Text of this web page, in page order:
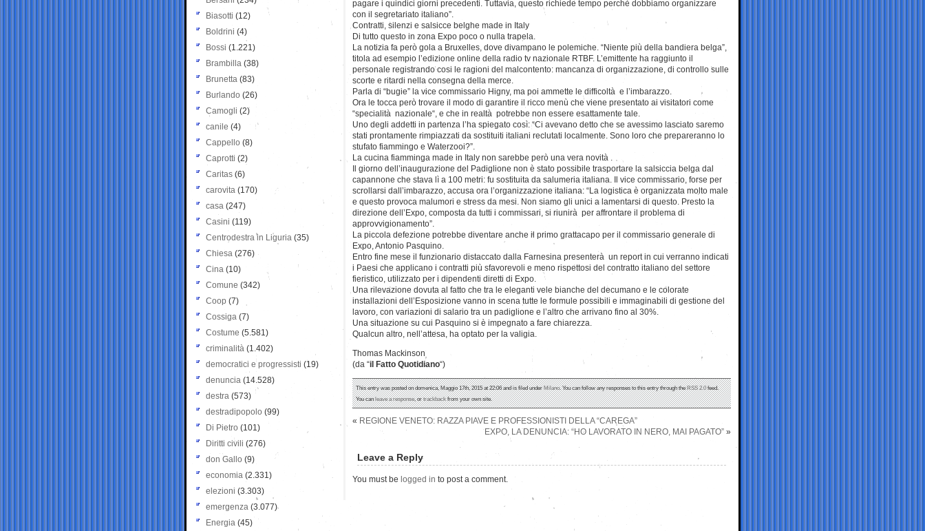
pagare i quindici giorni precedenti. Tuttavia, questo richiede tempo perchè dobbiamo organizzare
con il segretariato italiano”.
Contratti, silenzi e salsicce belghe made in Italy
Di tutto questo in zona Expo poco o nulla trapela.
La notizia fa però gola a Bruxelles, dove divampano le polemiche. “Niente più della bandiera belga”,
titola ad esempio l’edizione online della radio tv nazionale RTBF. L’emittente ha raggiunto il
personale registrando cosi le ragioni del malcontento: mancanza di organizzazione, di controllo sulle
scorte e ritardi nella consegna della merce.
Parla di “bugie” la vice commissario Higny, ma poi ammette le difficoltà e l’imbarazzo.
Ora le tocca però trovare il modo di garantire il ricco menù che viene presentato ai visitatori come
“specialità nazionale“, e che in realtà potrebbe non essere esattamente tale.
Uno degli addetti in partenza l’ha spiegato così: “Ci avevano detto che se avessimo lasciato saremo
stati prontamente rimpiazzati da sostituiti italiani reclutati localmente. Sono loro che prepareranno lo
stufato fiammingo e Waterzooi?”.
La cucina fiamminga made in Italy non sarebbe però una vera novità .
Il giorno dell’inaugurazione del Padiglione non è stato possibile trasportare la salsiccia belga dal
capannone che stava lì a 100 metri: fu sostituita da salumeria italiana. Il vice commissario, forse per
scrollarsi dall’imbarazzo, accusa ora l’organizzazione italiana: “La logistica è organizzata molto male
e questo provoca malumori e stress da mesi. Non siamo gli unici a lamentarsi di questo. Presto la
direzione dell’Expo, composta da tutti i commissari, si riunirà per affrontare il problema di
approvvigionamento”.
La piccola defezione potrebbe diventare anche il primo grattacapo per il commissario generale di
Expo, Antonio Pasquino.
Entro fine mese il funzionario distaccato dalla Farnesina presenterà un report in cui verranno indicati
i Paesi che applicano i contratti più sfavorevoli e meno rispettosi del contratto italiano del settore
fieristico, utilizzato per i dipendenti diretti di Expo.
Una rilevazione dovuta al fatto che tra le eleganti vele bianche del decumano e le colorate
installazioni dell’Esposizione vanno in scena tutte le formule possibili e immaginabili di gestione del
lavoro, con variazioni di salario tra un padiglione e l’altro che arrivano fino al 30%.
Una situazione su cui Pasquino si è impegnato a fare chiarezza.
Qualcun altro, nell’attesa, ha optato per la valigia.
Thomas Mackinson
(da “il Fatto Quotidiano“)
This entry was posted on domenica, Maggio 17th, 2015 at 22:06 and is filed underMilano. You can follow any responses to this entry through theRSS 2.0feed.
You canleave a response, ortrackbackfrom your own site.
« REGIONE VENETO: RAZZA PIAVE E PROFESSIONISTI DELLA “CAREGA”
EXPO, LA DENUNCIA: “HO LAVORATO IN NERO, MAI PAGATO” »
Leave a Reply
You must be logged in to post a comment.
Biasotti (12)
Boldrini (4)
Bossi (1.221)
Brambilla (38)
Brunetta (83)
Burlando (26)
Camogli (2)
canile (4)
Cappello (8)
Caprotti (2)
Caritas (6)
carovita (170)
casa (247)
Casini (119)
Centrodestra in Liguria (35)
Chiesa (276)
Cina (10)
Comune (342)
Coop (7)
Cossiga (7)
Costume (5.581)
criminalità (1.402)
democratici e progressisti (19)
denuncia (14.528)
destra (573)
destradipopolo (99)
Di Pietro (101)
Diritti civili (276)
don Gallo (9)
economia (2.331)
elezioni (3.303)
emergenza (3.077)
Energia (45)